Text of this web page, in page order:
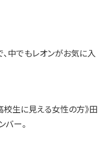
、中でもレオンがお気に入
生に見える女性の方》田
バー。